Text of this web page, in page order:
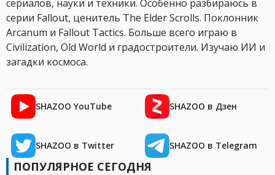
сериалов, науки и техники. Особенно разбираюсь в
серии Fallout, ценитель The Elder Scrolls. Поклонник
Arcanum и Fallout Tactics. Больше всего играю в
Civilization, Old World и градостроители. Изучаю ИИ и
загадки космоса.
SHAZOO YouTube SHAZOO в Дзен
SHAZOO в Twitter SHAZOO в Telegram
ПОПУЛЯРНОЕ СЕГОДНЯ